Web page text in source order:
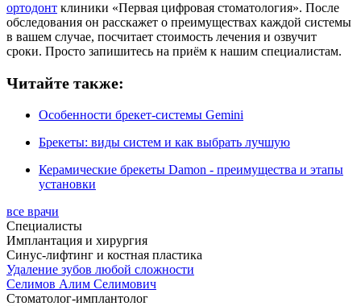
ортодонт клиники «Первая цифровая стоматология». После
обследования он расскажет о преимуществах каждой системы
в вашем случае, посчитает стоимость лечения и озвучит
сроки. Просто запишитесь на приём к нашим специалистам.
Читайте также:
Особенности брекет-системы Gemini
Брекеты: виды систем и как выбрать лучшую
Керамические брекеты Damon - преимущества и этапы
установки
все врачи
Специалисты
Имплантация и хирургия
Синус-лифтинг и костная пластика
Удаление зубов любой сложности
Селимов Алим Селимович
Стоматолог-имплантолог